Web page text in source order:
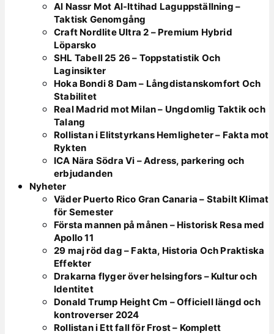
Al Nassr Mot Al-Ittihad Laguppställning –
Taktisk Genomgång
Craft Nordlite Ultra 2 – Premium Hybrid
Löparsko
SHL Tabell 25 26 – Toppstatistik Och
Laginsikter
Hoka Bondi 8 Dam – Långdistanskomfort Och
Stabilitet
Real Madrid mot Milan – Ungdomlig Taktik och
Talang
Rollistan i Elitstyrkans Hemligheter – Fakta mot
Rykten
ICA Nära Södra Vi – Adress, parkering och
erbjudanden
Nyheter
Väder Puerto Rico Gran Canaria – Stabilt Klimat
för Semester
Första mannen på månen – Historisk Resa med
Apollo 11
29 maj röd dag – Fakta, Historia Och Praktiska
Effekter
Drakarna flyger över helsingfors – Kultur och
Identitet
Donald Trump Height Cm – Officiell längd och
kontroverser 2024
Rollistan i Ett fall för Frost – Komplett